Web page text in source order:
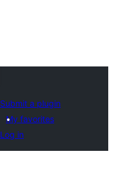
Submit a plugin
My favorites
Log in